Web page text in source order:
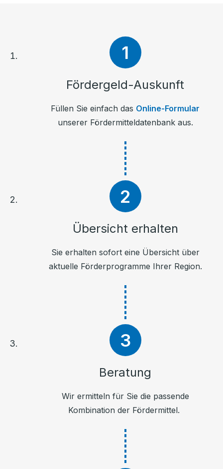
Fördergeld-Auskunft
Füllen Sie einfach das Online-Formular
unserer Fördermitteldatenbank aus.
Übersicht erhalten
Sie erhalten sofort eine Übersicht über
aktuelle Förderprogramme Ihrer Region.
Beratung
Wir ermitteln für Sie die passende
Kombination der Fördermittel.